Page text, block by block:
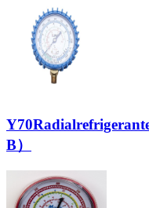
B）